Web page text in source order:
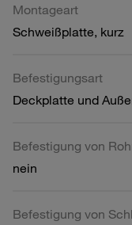
Montageart
Schweißplatte, kurz
Befestigungsart
Deckplatte und
Befestigung von
nein
Befestigung von